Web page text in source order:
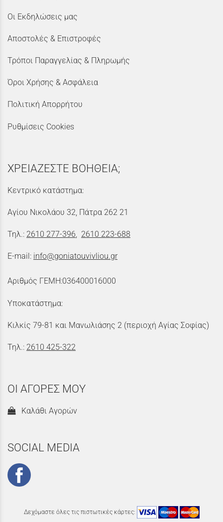
Οι Εκδηλώσεις μας
Αποστολές & Επιστροφές
Τρόποι Παραγγελίας & Πληρωμής
Όροι Χρήσης & Ασφάλεια
Πολιτική Απορρήτου
Ρυθμίσεις Cookies
ΧΡΕΙΑΖΕΣΤΕ ΒΟΗΘΕΙΑ;
Κεντρικό κατάστημα:
Αγίου Νικολάου 32, Πάτρα 262 21
Τηλ.: 2610 277-396, 2610 223-688
E-mail: info@goniatouvivliou.gr
Αριθμός ΓΕΜΗ:036400016000
Υποκατάστημα:
Κιλκίς 79-81 και Μανωλιάσης 2 (περιοχή Αγίας Σοφίας)
Τηλ.: 2610 425-322
ΟΙ ΑΓΟΡΕΣ ΜΟΥ
Καλάθι Αγορών
SOCIAL MEDIA
Δεχόμαστε όλες τις πιστωτικές κάρτες: